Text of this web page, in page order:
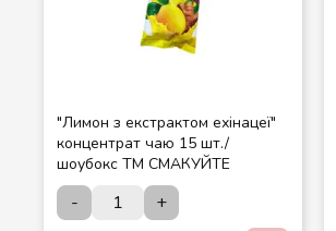
"Лимон з екстрактом ехінацеї"
концентрат чаю 15 шт./
шоубокс ТМ СМАКУЙТЕ
- +